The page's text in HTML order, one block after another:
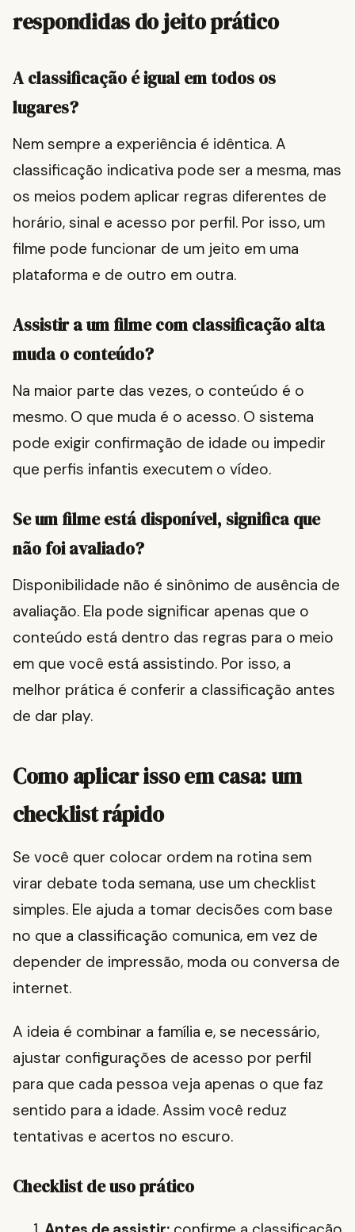
respondidas do jeito prático
A classificação é igual em todos os
lugares?
Nem sempre a experiência é idêntica. A
classificação indicativa pode ser a mesma, mas
os meios podem aplicar regras diferentes de
horário, sinal e acesso por perfil. Por isso, um
filme pode funcionar de um jeito em uma
plataforma e de outro em outra.
Assistir a um filme com classificação alta
muda o conteúdo?
Na maior parte das vezes, o conteúdo é o
mesmo. O que muda é o acesso. O sistema
pode exigir confirmação de idade ou impedir
que perfis infantis executem o vídeo.
Se um filme está disponível, significa que
não foi avaliado?
Disponibilidade não é sinônimo de ausência de
avaliação. Ela pode significar apenas que o
conteúdo está dentro das regras para o meio
em que você está assistindo. Por isso, a
melhor prática é conferir a classificação antes
de dar play.
Como aplicar isso em casa: um
checklist rápido
Se você quer colocar ordem na rotina sem
virar debate toda semana, use um checklist
simples. Ele ajuda a tomar decisões com base
no que a classificação comunica, em vez de
depender de impressão, moda ou conversa de
internet.
A ideia é combinar a família e, se necessário,
ajustar configurações de acesso por perfil
para que cada pessoa veja apenas o que faz
sentido para a idade. Assim você reduz
tentativas e acertos no escuro.
Checklist de uso prático